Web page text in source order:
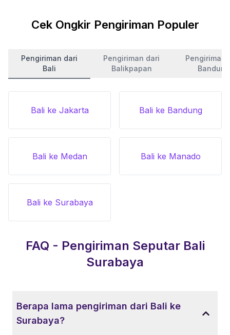
Cek Ongkir Pengiriman Populer
Pengiriman dari
Bali
Pengiriman dari
Balikpapan
Pengiriman
Bandung
Bali ke Jakarta Bali ke Bandung
Bali ke Medan Bali ke Manado
Bali ke Surabaya
FAQ - Pengiriman Seputar Bali
Surabaya
Berapa lama pengiriman dari Bali ke
Surabaya?